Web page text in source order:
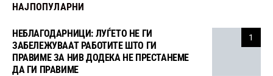
НАЈПОПУЛАРНИ
1
НЕБЛАГОДАРНИЦИ: ЛУЃЕТО НЕ ГИ
ЗАБЕЛЕЖУВААТ РАБОТИТЕ ШТО ГИ
ПРАВИМЕ ЗА НИВ ДОДЕКА НЕ ПРЕСТАНЕМЕ
ДА ГИ ПРАВИМЕ